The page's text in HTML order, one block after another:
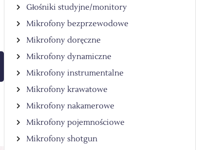
Głośniki studyjne/monitory
Mikrofony bezprzewodowe
Mikrofony doręczne
Mikrofony dynamiczne
Mikrofony instrumentalne
Mikrofony krawatowe
Mikrofony nakamerowe
Mikrofony pojemnościowe
Mikrofony shotgun